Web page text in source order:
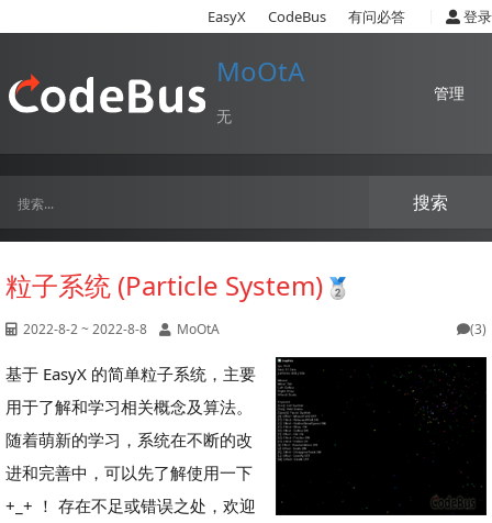
EasyX CodeBus 有问必答 登录
MoOtA
无
管理
粒子系统 (Particle System)
2022-8-2 ~ 2022-8-8 MoOtA (3)
基于 EasyX 的简单粒子系统，主要
用于了解和学习相关概念及算法。
随着萌新的学习，系统在不断的改
进和完善中，可以先了解使用一下
+_+ ！ 存在不足或错误之处，欢迎
搜索